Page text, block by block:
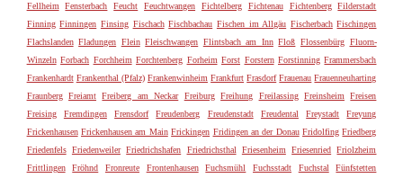
Fellheim
Fensterbach Feucht Feuchtwangen Fichtelberg Fichtenau Fichtenberg
Filderstadt
Finning Finningen Finsing Fischach Fischbachau Fischen im Allgäu Fischerbach Fischingen
Flachslanden Fladungen Flein Fleischwangen Flintsbach am Inn Floß Flossenbürg Fluorn-
Winzeln Forbach Forchheim Forchtenberg Forheim Forst Forstern Forstinning Frammersbach
Frankenhardt Frankenthal (Pfalz) Frankenwinheim Frankfurt Frasdorf Frauenau Frauenneuharting
Fraunberg Freiamt Freiberg am Neckar Freiburg Freihung Freilassing Freinsheim
Freisen
Freising
Fremdingen Frensdorf Freudenberg Freudenstadt Freudental Freystadt
Freyung
Frickenhausen Frickenhausen am Main Frickingen Fridingen an der Donau Fridolfing Friedberg
Friedenfels Friedenweiler Friedrichshafen Friedrichsthal Friesenheim Friesenried Friolzheim
Frittlingen
Fröhnd Fronreute Frontenhausen Fuchsmühl Fuchsstadt Fuchstal
Fünfstetten